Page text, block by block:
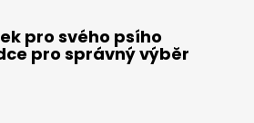
pro svého psího
pro správný výběr